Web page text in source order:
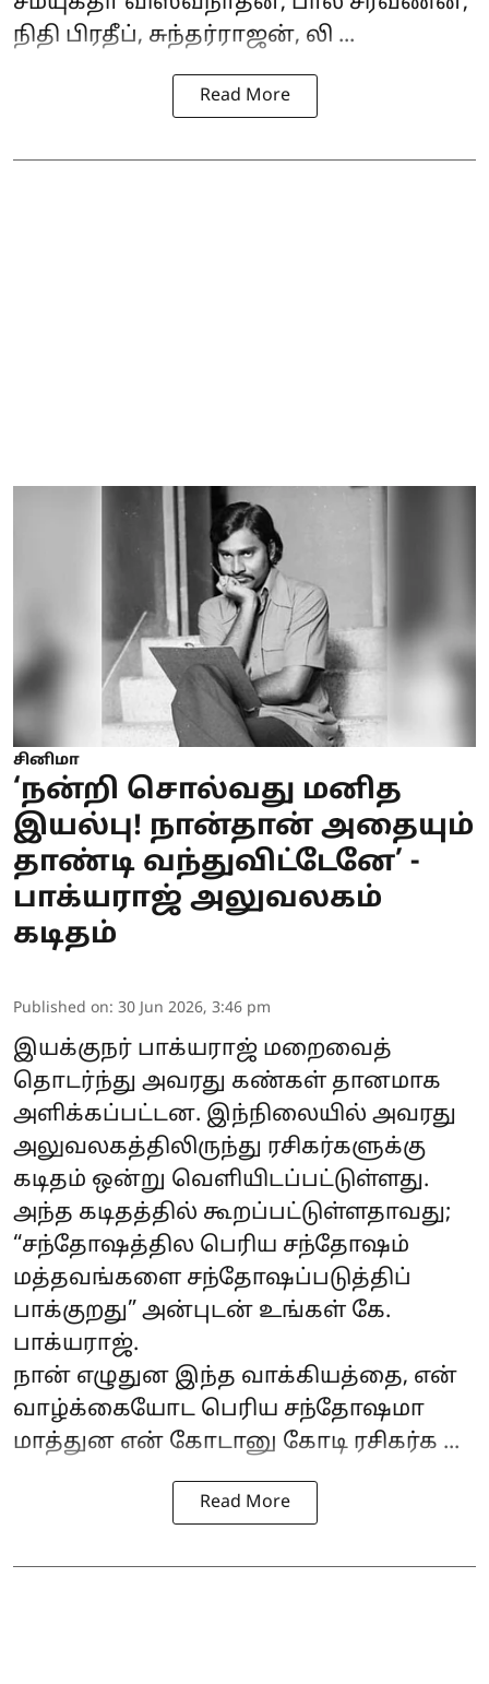
நிதி பிரதீப், சுந்தர்ராஜன், லி ...
Read More
சினிமா
‘நன்றி சொல்வது மனித
இயல்பு! நான்தான் அதையும்
தாண்டி வந்துவிட்டேனே’ -
பாக்யராஜ் அலுவலகம்
கடிதம்
Published on: 30 Jun 2026, 3:46 pm
இயக்குநர் பாக்யராஜ் மறைவைத்
தொடர்ந்து அவரது கண்கள் தானமாக
அளிக்கப்பட்டன. இந்நிலையில் அவரது
அலுவலகத்திலிருந்து ரசிகர்களுக்கு
கடிதம் ஒன்று வெளியிடப்பட்டுள்ளது.
அந்த கடிதத்தில் கூறப்பட்டுள்ளதாவது;
“சந்தோஷத்தில பெரிய சந்தோஷம்
மத்தவங்களை சந்தோஷப்படுத்திப்
பாக்குறது” அன்புடன் உங்கள் கே.
பாக்யராஜ்.
நான் எழுதுன இந்த வாக்கியத்தை, என்
வாழ்க்கையோட பெரிய சந்தோஷமா
மாத்துன என் கோடானு கோடி ரசிகர்க ...
Read More